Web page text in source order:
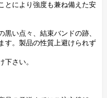
とにより強度も兼ね備えた安
黒い点々、結束バンドの跡、
す。製品の性質上避けられず
下さい。